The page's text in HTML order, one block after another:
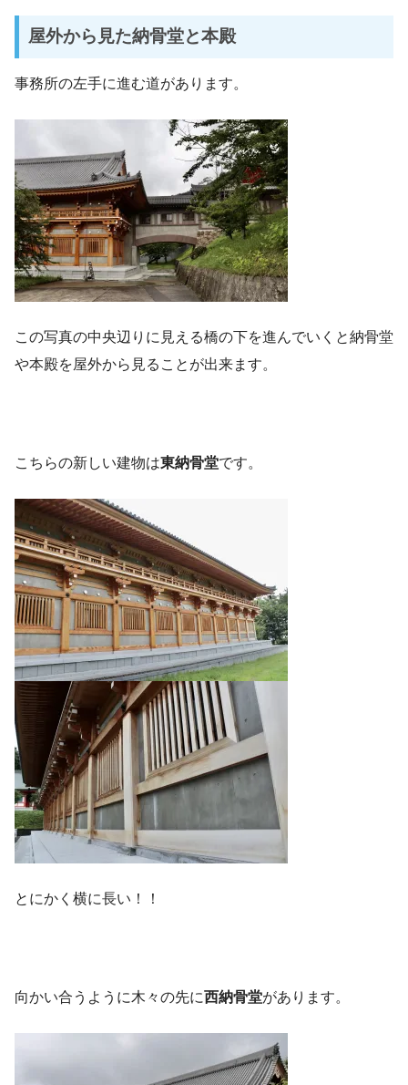
屋外から見た納骨堂と本殿
事務所の左手に進む道があります。
この写真の中央辺りに見える橋の下を進んでいくと納骨堂
や本殿を屋外から見ることが出来ます。
こちらの新しい建物は東納骨堂です。
とにかく横に長い！！
向かい合うように木々の先に西納骨堂があります。